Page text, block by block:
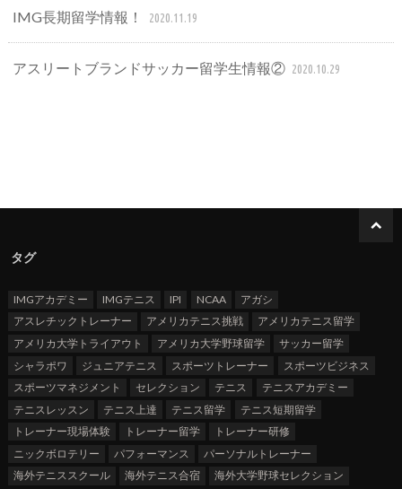
IMG長期留学情報！ 2020.11.19
アスリートブランドサッカー留学生情報② 2020.10.29
タグ
IMGアカデミー IMGテニス IPI NCAA
アガシ
アスレチックトレーナー
アメリカテニス挑戦
アメリカテニス留学
アメリカ大学トライアウト
アメリカ大学野球留学
サッカー留学
シャラポワ
ジュニアテニス スポーツトレーナー
スポーツビジネス
スポーツマネジメント
セレクション テニス
テニスアカデミー
テニスレッスン
テニス上達 テニス留学
テニス短期留学
トレーナー現場体験
トレーナー留学
トレーナー研修
ニックボロテリー
パフォーマンス
パーソナルトレーナー
海外テニススクール
海外テニス合宿
海外大学野球セレクション